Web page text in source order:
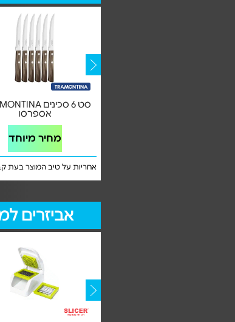
אספרסו
מחיר מיוחד
אחריות על טיב המוצר בעת
אביזרים